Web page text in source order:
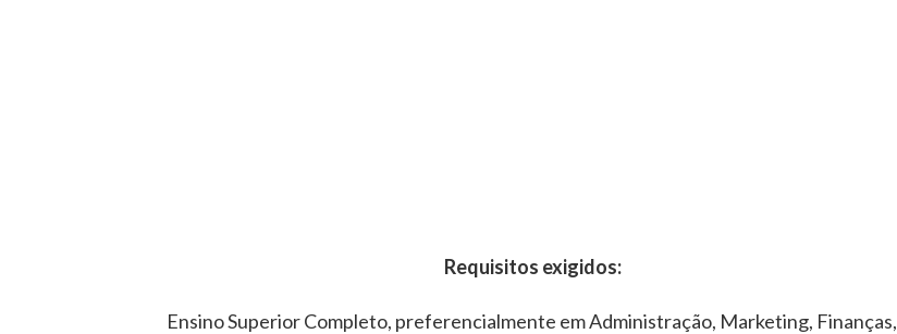
Requisitos exigidos:
Ensino Superior Completo, preferencialmente em Administração, Marketing, Finanças,